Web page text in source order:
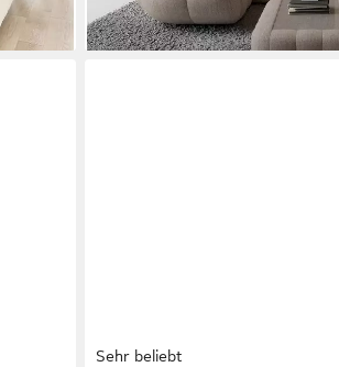
Sehr beliebt